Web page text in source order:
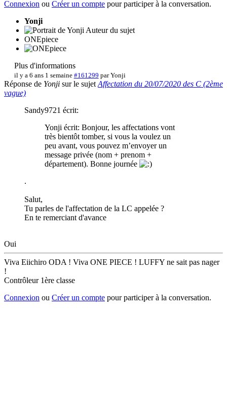
Connexion ou Créer un compte pour participer à la conversation.
Yonji
Auteur du sujet
ONEpiece
Plus d'informations
il y a 6 ans 1 semaine #161299 parYonji
Réponse de Yonji sur le sujet Affectation du 20/07/2020 des C (2ème
vague)
Sandy9721 écrit:
Yonji écrit: Bonjour, les affectations vont
très bientôt tomber, si vous la voulez un
peu avant, vous pouvez m’envoyer un
message privée (nom + prenom +
département). Bonne journée
.
Salut,
Tu parles de l'affectation de la LC appelée ?
En te remerciant d'avance
Oui
Viva Eiichiro ODA ! Viva ONE PIECE ! LUFFY ne sait pas nager
!
Contrôleur 1ère classe
Connexion ou Créer un compte pour participer à la conversation.